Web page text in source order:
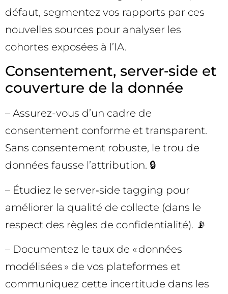
défaut, segmentez vos rapports par ces
nouvelles sources pour analyser les
cohortes exposées à l’IA.
Consentement, server‑side et
couverture de la donnée
– Assurez-vous d’un cadre de
consentement conforme et transparent.
Sans consentement robuste, le trou de
données fausse l’attribution. 🔒
– Étudiez le server‑side tagging pour
améliorer la qualité de collecte (dans le
respect des règles de confidentialité). 📡
– Documentez le taux de « données
modélisées » de vos plateformes et
communiquez cette incertitude dans les